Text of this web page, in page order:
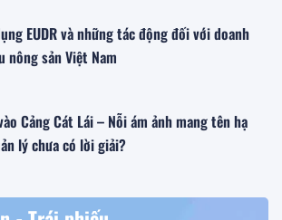
EUDR và những tác động đối với doanh
nông sản Việt Nam
Cảng Cát Lái – Nỗi ám ảnh mang tên hạ
lý chưa có lời giải?